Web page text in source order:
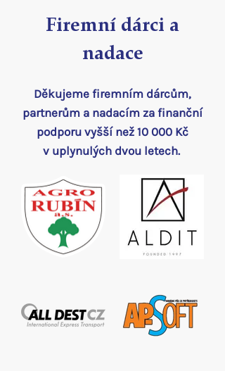
Firemní dárci a
nadace
Děkujeme firemním dárcům,
partnerům a nadacím za finanční
podporu vyšší než 10 000 Kč
v uplynulých dvou letech.